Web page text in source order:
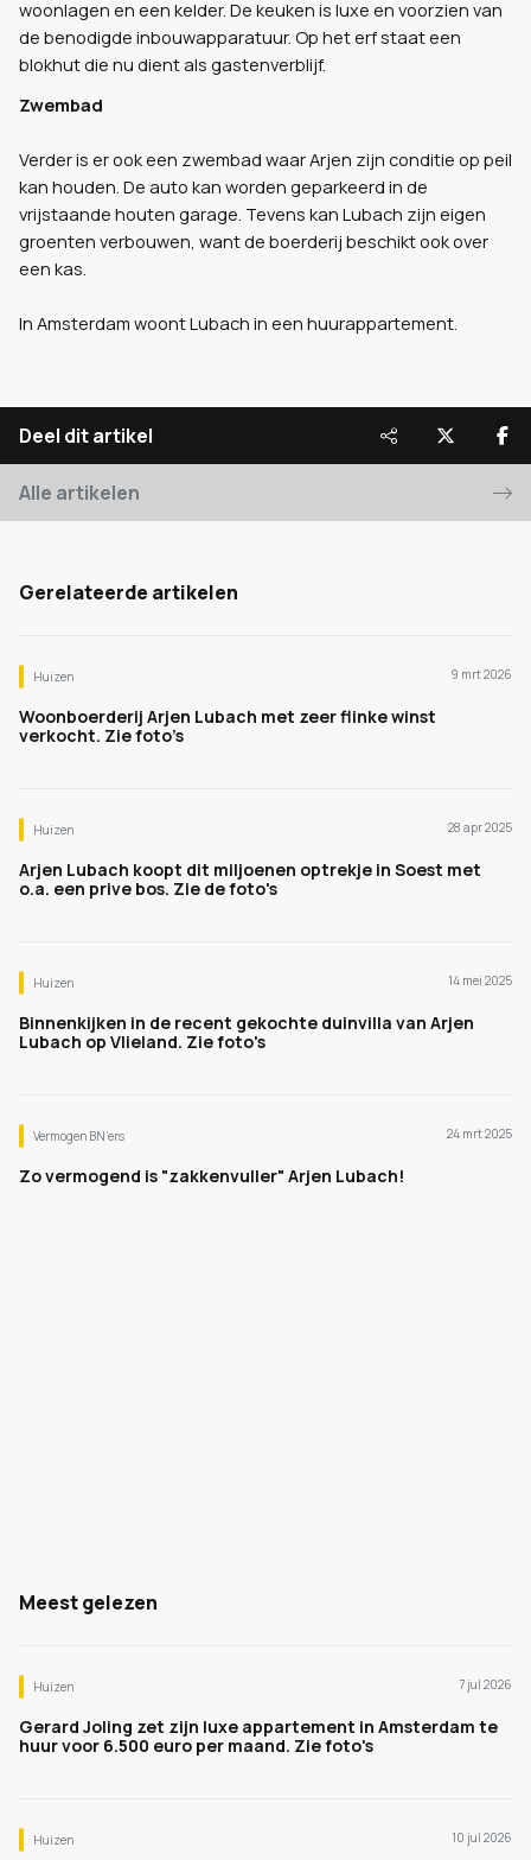
woonlagen en een kelder. De keuken is luxe en voorzien van
de benodigde inbouwapparatuur. Op het erf staat een
blokhut die nu dient als gastenverblijf.
Zwembad
Verder is er ook een zwembad waar Arjen zijn conditie op peil
kan houden. De auto kan worden geparkeerd in de
vrijstaande houten garage. Tevens kan Lubach zijn eigen
groenten verbouwen, want de boerderij beschikt ook over
een kas.
In Amsterdam woont Lubach in een huurappartement.
Deel dit artikel
Alle artikelen
Gerelateerde artikelen
Huizen 9 mrt 2026
Woonboerderij Arjen Lubach met zeer flinke winst
verkocht. Zie foto’s
Huizen 28 apr 2025
Arjen Lubach koopt dit miljoenen optrekje in Soest met
o.a. een prive bos. Zie de foto's
Huizen 14 mei 2025
Binnenkijken in de recent gekochte duinvilla van Arjen
Lubach op Vlieland. Zie foto's
Vermogen BN’ers 24 mrt 2025
Zo vermogend is "zakkenvuller" Arjen Lubach!
Meest gelezen
Huizen 7 jul 2026
Gerard Joling zet zijn luxe appartement in Amsterdam te
huur voor 6.500 euro per maand. Zie foto's
Huizen 10 jul 2026